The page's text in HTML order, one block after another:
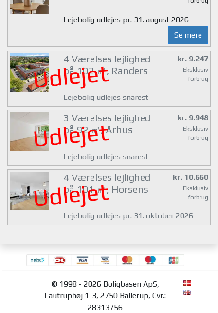
Lejebolig udlejes pr. 31. august 2026
Se mere
Udlejet
4 Værelses lejlighed
på 102 ㎡, Randers
kr. 9.247
Eksklusiv
forbrug
Lejebolig udlejes snarest
Udlejet
3 Værelses lejlighed
på 92 ㎡, Århus
kr. 9.948
Eksklusiv
forbrug
Lejebolig udlejes snarest
Udlejet
4 Værelses lejlighed
på 101 ㎡, Horsens
kr. 10.660
Eksklusiv
forbrug
Lejebolig udlejes pr. 31. oktober 2026
© 1998 - 2026 Boligbasen ApS,
Lautruphøj 1-3, 2750 Ballerup, Cvr.:
28313756